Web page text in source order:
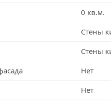
0 кв.м.
Стены
Стены
Нет
Нет